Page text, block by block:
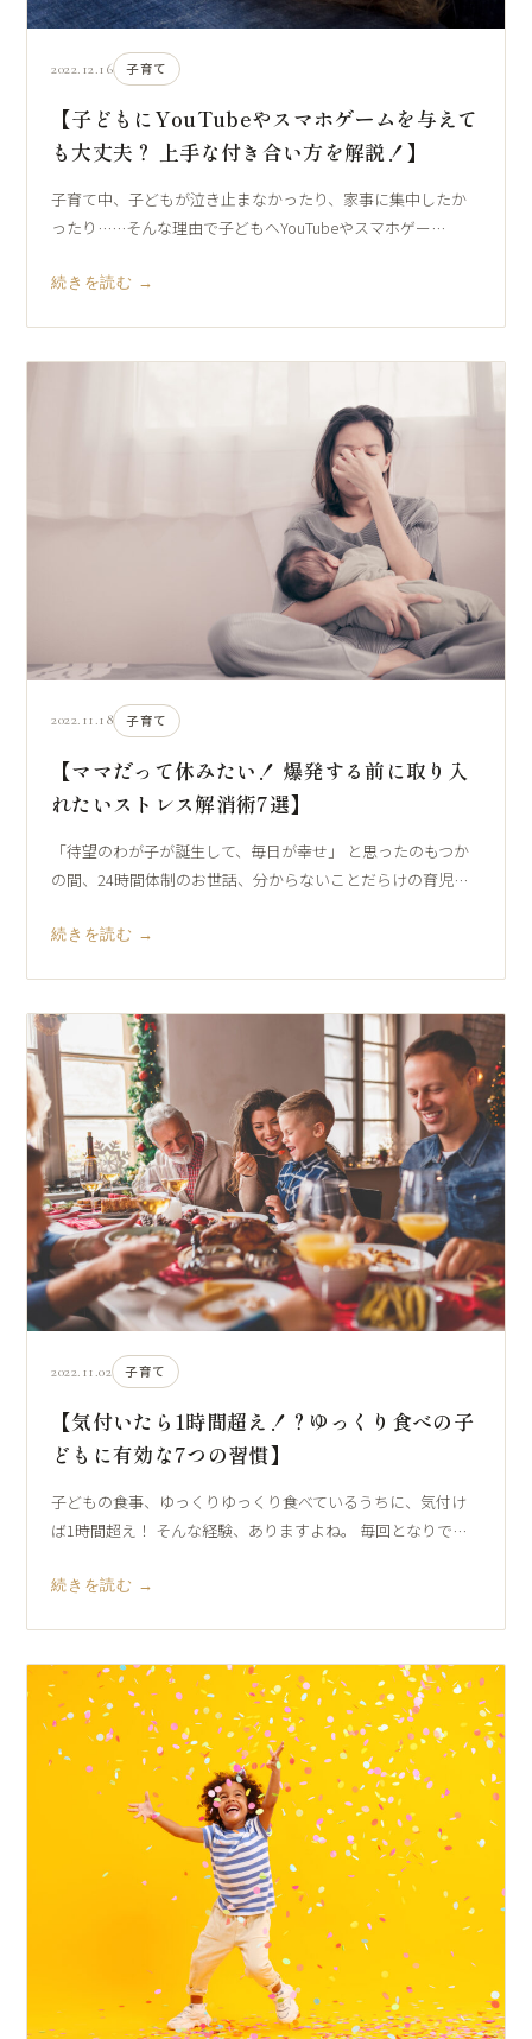
2022.12.16 子育て
【子どもにYouTubeやスマホゲームを与えて
も大丈夫？ 上手な付き合い方を解説！】
子育て中、子どもが泣き止まなかったり、家事に集中したか
ったり……そんな理由で子どもへYouTubeやスマホゲー…
続きを読む →
2022.11.18 子育て
【ママだって休みたい！ 爆発する前に取り入
れたいストレス解消術7選】
「待望のわが子が誕生して、毎日が幸せ」 と思ったのもつか
の間、24時間体制のお世話、分からないことだらけの育児…
続きを読む →
2022.11.02 子育て
【気付いたら1時間超え！？ゆっくり食べの子
どもに有効な7つの習慣】
子どもの食事、ゆっくりゆっくり食べているうちに、気付け
ば1時間超え！ そんな経験、ありますよね。 毎回となりで…
続きを読む →